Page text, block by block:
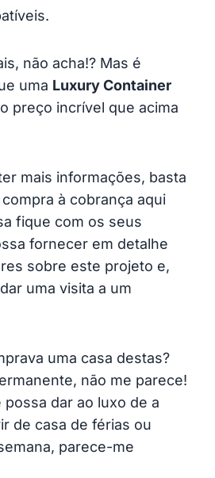
não acha!? Mas é
uma Luxury Container
preço incrível que acima
mais informações, basta
à cobrança aqui
fique com os seus
fornecer em detalhe
sobre este projeto e,
uma visita a um
uma casa destas?
não me parece!
dar ao luxo de a
de casa de férias ou
parece-me